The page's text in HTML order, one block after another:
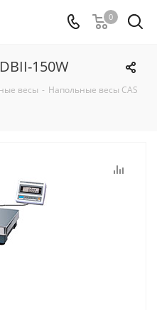
0
150W
весы - Напольные весы CAS